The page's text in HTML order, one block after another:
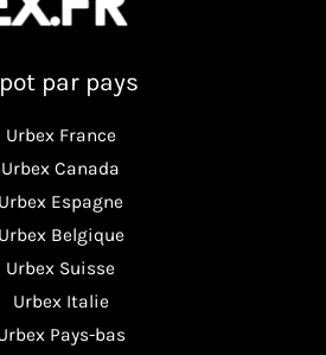
par pays
Urbex France
Urbex Canada
Urbex Espagne
Urbex Belgique
Urbex Suisse
Urbex Italie
Pays-bas